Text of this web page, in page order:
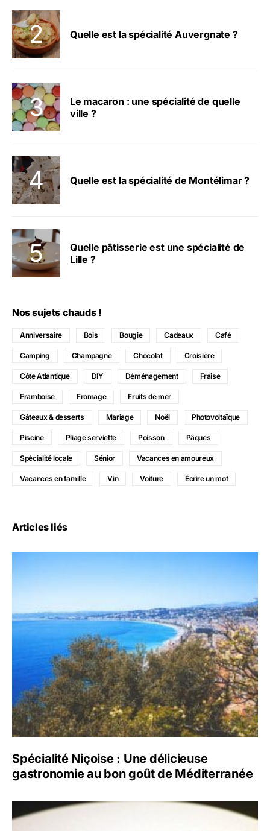
Quelle est la spécialité Auvergnate ?
Le macaron : une spécialité de quelle
ville ?
Quelle est la spécialité de Montélimar ?
Quelle pâtisserie est une spécialité de
Lille ?
Nos sujets chauds !
Anniversaire Bois Bougie Cadeaux Café
Camping Champagne Chocolat Croisière
Côte Atlantique DIY Déménagement Fraise
Framboise Fromage Fruits de mer
Gâteaux & desserts Mariage Noël Photovoltaïque
Piscine Pliage serviette Poisson Pâques
Spécialité locale Sénior Vacances en amoureux
Vacances en famille Vin Voiture Écrire un mot
Articles liés
Spécialité Niçoise : Une délicieuse
gastronomie au bon goût de Méditerranée